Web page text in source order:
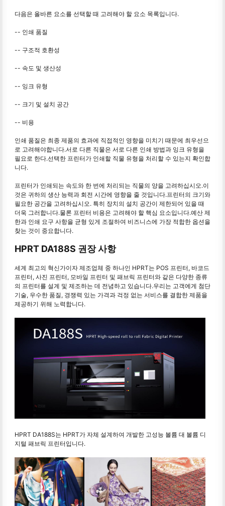
다음은 올바른 요소를 선택할 때 고려해야 할 요소 목록입니다.
-- 인쇄 품질
-- 구조적 호환성
-- 속도 및 생산성
-- 잉크 유형
-- 크기 및 설치 공간
-- 비용
인쇄 품질은 최종 제품의 효과에 직접적인 영향을 미치기 때문에 최우선으
로 고려해야합니다.서로 다른 직물은 서로 다른 인쇄 방법과 잉크 유형을
필요로 한다.선택한 프린터가 인쇄할 직물 유형을 처리할 수 있는지 확인합
니다.
프린터가 인쇄되는 속도와 한 번에 처리되는 직물의 양을 고려하십시오.이
것은 귀하의 생산 능력과 회전 시간에 영향을 줄 것입니다.프린터의 크기와
필요한 공간을 고려하십시오. 특히 장치의 설치 공간이 제한되어 있을 때
더욱 그러합니다.물론 프린터 비용은 고려해야 할 핵심 요소입니다.예산 제
한과 인쇄 요구 사항을 균형 있게 조절하여 비즈니스에 가장 적합한 옵션을
찾는 것이 중요합니다.
HPRT DA188S 권장 사항
세계 최고의 혁신가이자 제조업체 중 하나인 HPRT는 POS 프린터, 바코드
프린터, 사진 프린터, 모바일 프린터 및 패브릭 프린터와 같은 다양한 종류
의 프린터를 설계 및 제조하는 데 전념하고 있습니다.우리는 고객에게 첨단
기술, 우수한 품질, 경쟁력 있는 가격과 걱정 없는 서비스를 결합한 제품을
제공하기 위해 노력합니다.
HPRT DA188S는 HPRT가 자체 설계하여 개발한 고성능 볼륨 대 볼륨 디
지털 패브릭 프린터입니다.